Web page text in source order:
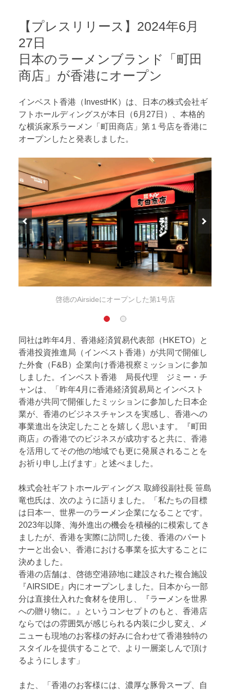
【プレスリリース】2024年6月
27日
日本のラーメンブランド「町田
商店」が香港にオープン
インベスト香港（InvestHK）は、日本の株式会社ギ
フトホールディングスが本日（6月27日）、本格的
な横浜家系ラーメン「町田商店」第１号店を香港に
オープンしたと発表しました。
啓徳のAirsideにオープンした第1号店
同社は昨年4月、香港経済貿易代表部（HKETO）と
香港投資推進局（インベスト香港）が共同で開催し
た外食（F&B）企業向け香港視察ミッションに参加
しました。インベスト香港 局長代理 ジミー・チ
ャンは、「昨年4月に香港経済貿易局とインベスト
香港が共同で開催したミッションに参加した日本企
業が、香港のビジネスチャンスを実感し、香港への
事業進出を決定したことを嬉しく思います。『町田
商店』の香港でのビジネスが成功すると共に、香港
を活用してその他の地域でも更に発展されることを
お祈り申し上げます」と述べました。
株式会社ギフトホールディングス 取締役副社長 笹島
竜也氏は、次のように語りました。「私たちの目標
は日本一、世界一のラーメン企業になることです。
2023年以降、海外進出の機会を積極的に模索してき
ましたが、香港を実際に訪問した後、香港のパート
ナーと出会い、香港における事業を拡大することに
決めました。
香港の店舗は、啓徳空港跡地に建設された複合施設
『AIRSIDE』内にオープンしました。日本から一部
分は直接仕入れた食材を使用し、『ラーメンを世界
への贈り物に。』というコンセプトのもと、香港店
ならではの雰囲気が感じられる内装に少し変え、メ
ニューも現地のお客様の好みに合わせて香港独特の
スタイルを提供することで、より一層楽しんで頂け
るようにします」
また、「香港のお客様には、濃厚な豚骨スープ、自